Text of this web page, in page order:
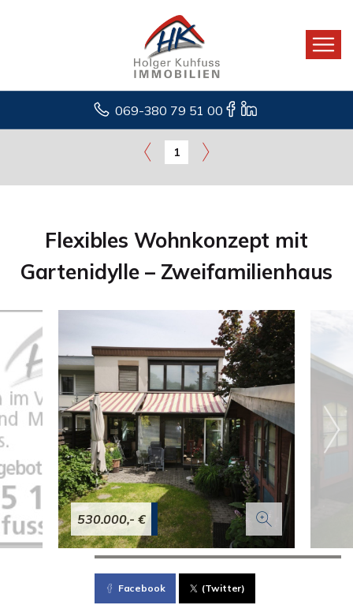
069-380 79 51 00
1
Flexibles Wohnkonzept mit
Gartenidylle – Zweifamilienhaus
530.000,- €
Facebook (Twitter)